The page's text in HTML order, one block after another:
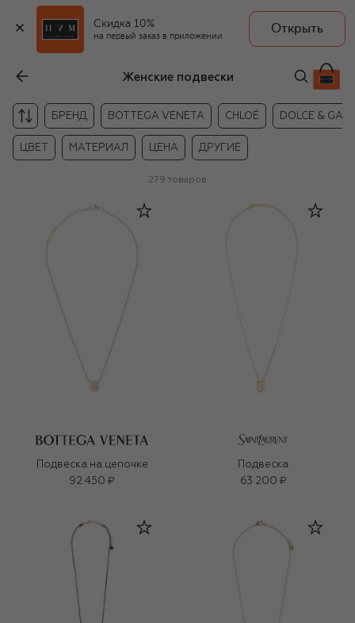
Скидка 10%
на первый заказ в приложении
Открыть
Женские подвески
БРЕНД BOTTEGA VENETA CHLOÉ DOLCE &
ЦВЕТ МАТЕРИАЛ ЦЕНА ДРУГИЕ
279 товаров
Подвеска на цепочке
92 450 ₽
Подвеска
63 200 ₽